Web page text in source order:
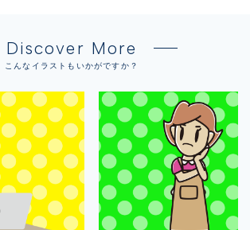
Discover More
こんなイラストもいかがですか？